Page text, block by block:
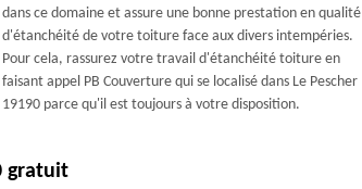
dans ce domaine et assure une bonne prestation en qualité
d'étanchéité de votre toiture face aux divers intempéries.
Pour cela, rassurez votre travail d'étanchéité toiture en
faisant appel PB Couverture qui se localisé dans Le Pescher
19190 parce qu'il est toujours à votre disposition.
gratuit